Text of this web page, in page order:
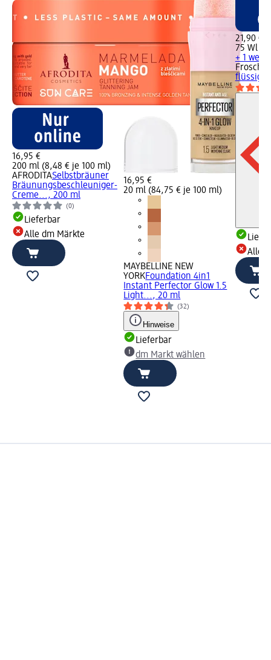
16,95 €
200 ml (8,48 € je 100 ml)
AFRODITASelbstbräuner
Bräunungsbeschleuniger-
Creme..., 200 ml
(0)
Lieferbar
Alle dm Märkte
16,95 €
20 ml (84,75 € je 100 ml)
MAYBELLINE NEW
YORKFoundation 4in1
Instant Perfector Glow 1.5
Light..., 20 ml
(32)
Hinweise
Lieferbar
dm Markt wählen
21,90 €
75 Wl
+ 1
Frosch
flüssig
Alle